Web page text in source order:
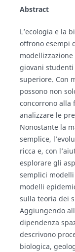
Abstract
L’ecologia e la
offrono esempi
giovani
superiore. Con
possono non
concorrono alla
analizzare le
Nonostante la
semplice,
ricca e, con
esplorare gli
semplici
modelli
sulla teoria dei
Aggiungendo
dipendenza
descrivono
biologica,